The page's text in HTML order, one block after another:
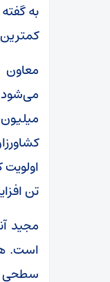
به
معاون
تن